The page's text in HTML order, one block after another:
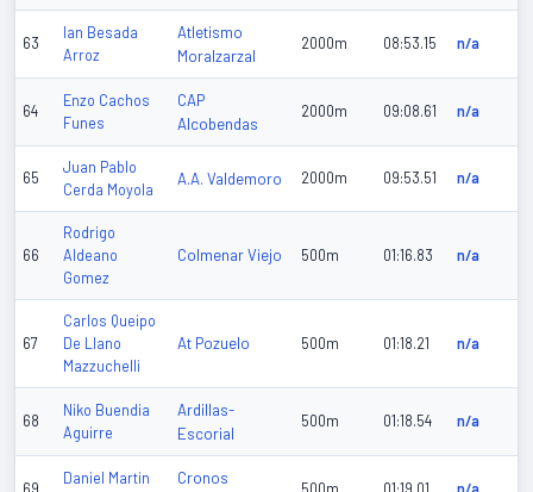
63
Ian Besada
Arroz
Atletismo
Moralzarzal
2000m 08:53.15 n/a
64
Enzo Cachos
Funes
CAP
Alcobendas
2000m 09:08.61 n/a
65
Juan Pablo
Cerda Moyola
A.A. Valdemoro 2000m 09:53.51 n/a
66
Rodrigo
Aldeano
Gomez
Colmenar Viejo 500m 01:16.83 n/a
67
Carlos Queipo
De Llano
Mazzuchelli
At Pozuelo 500m 01:18.21 n/a
68
Niko Buendia
Aguirre
Ardillas-
Escorial
500m 01:18.54 n/a
Daniel Martin
Cronos